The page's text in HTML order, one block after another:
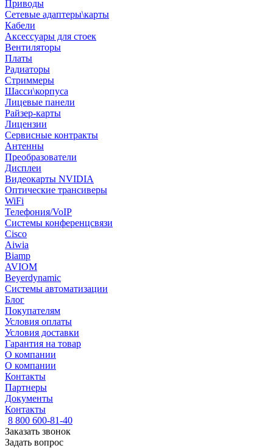
Приводы
Сетевые адаптеры\карты
Кабели
Аксессуары для стоек
Вентиляторы
Платы
Радиаторы
Стриммеры
Шасси\корпуса
Лицевые панели
Райзер-карты
Лицензии
Сервисные контракты
Антенны
Преобразователи
Дисплеи
Видеокарты NVIDIA
Оптические трансиверы
WiFi
Телефония/VoIP
Системы конференцсвязи
Cisco
Aiwia
Biamp
AVIOM
Beyerdynamic
Системы автоматизации
Блог
Покупателям
Условия оплаты
Условия доставки
Гарантия на товар
О компании
О компании
Контакты
Партнеры
Документы
Контакты
8 800 600-81-40
Заказать звонок
Задать вопрос